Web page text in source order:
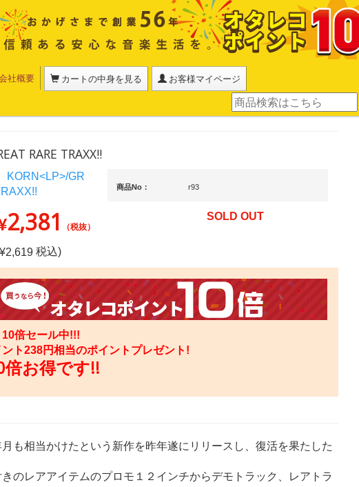
社概要 カートの中身を見る お客様マイページ
RARE TRAXX!!
商品No： r93
2,381 （税抜）
2,619税込)
SOLD OUT
倍セール中!!!
ト238円相当のポイントプレゼント!
お得です!!
も相当かけたという新作を昨年遂にリリースし、復活を果たした
のレアアイテムのプロモ１２インチからデモトラック、レアトラ